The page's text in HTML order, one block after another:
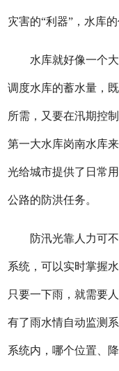
灾害的“利器”，水库
水库就好像一个大
调度水库的蓄水量，
所需，又要在汛期控
第一大水库岗南水库
光给城市提供了日常
公路的防洪任务。
防汛光靠人力可不
系统，可以实时掌握
只要一下雨，就需要
有了雨水情自动监测
系统内，哪个位置、